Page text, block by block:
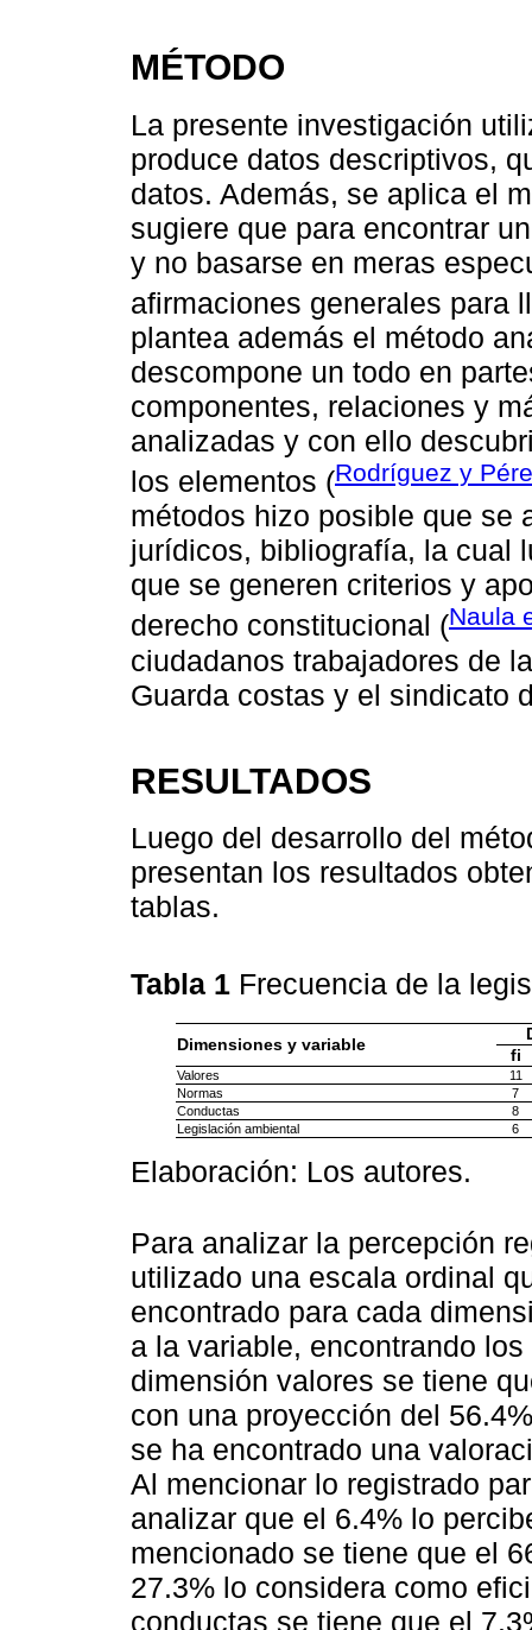
MÉTODO
La presente investigación
produce datos descriptivos,
datos. Además, se aplica el
sugiere que para encontrar
y no basarse en meras
afirmaciones generales para
plantea además el método
descompone un todo en
componentes, relaciones y
analizadas y con ello
los elementos (Rodríguez y
métodos hizo posible que se
jurídicos, bibliografía, la cual
que se generen criterios y
derecho constitucional (Naula
ciudadanos trabajadores de
Guarda costas y el sindicato
RESULTADOS
Luego del desarrollo del
presentan los resultados
tablas.
Tabla 1 Frecuencia de la
Dimensiones y variable
fi
Valores
11
Normas
7
Conductas
8
Legislación ambiental
6
Elaboración: Los autores.
Para analizar la percepción
utilizado una escala ordinal
encontrado para cada
a la variable, encontrando
dimensión valores se tiene
con una proyección del
se ha encontrado una
Al mencionar lo registrado
analizar que el 6.4% lo
mencionado se tiene que el
27.3% lo considera como
conductas se tiene que el